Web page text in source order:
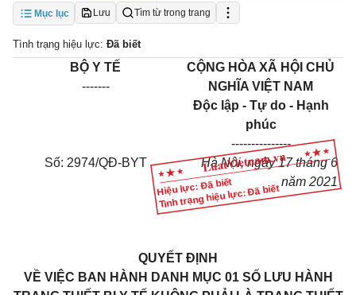
Mục lục Lưu Tìm từ trong trang
Tình trạng hiệu lực: Đã biết
Hiệu lực: Đã biết
Tình trạng hiệu lực: Đã biết
BỘ Y TẾ
-------
CỘNG HÒA XÃ HỘI CHỦ
NGHĨA VIỆT NAM
Độc lập - Tự do - Hạnh
phúc
---------------
Số: 2974/QĐ-BYT
Hà Nội, ngày 17 tháng 6
năm 2021
QUYẾT ĐỊNH
VỀ VIỆC BAN HÀNH DANH MỤC 01 SỐ LƯU HÀNH